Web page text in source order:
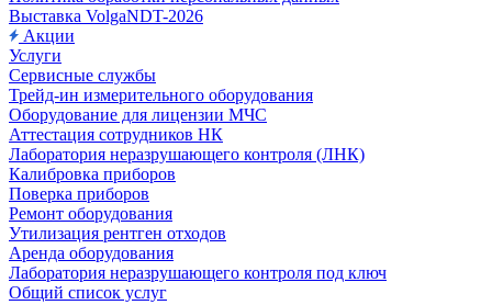
Выставка VolgaNDT-2026
Акции
Услуги
Сервисные службы
Трейд-ин измерительного оборудования
Оборудование для лицензии МЧС
Аттестация сотрудников НК
Лаборатория неразрушающего контроля (ЛНК)
Калибровка приборов
Поверка приборов
Ремонт оборудования
Утилизация рентген отходов
Аренда оборудования
Лаборатория неразрушающего контроля под ключ
Общий список услуг